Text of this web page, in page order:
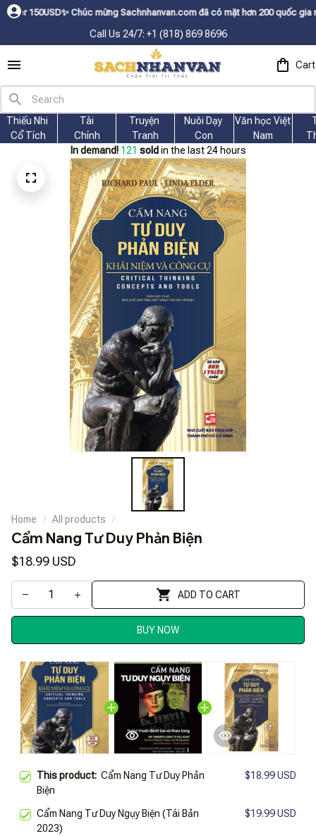
✨Chúc mừng Sachnhanvan.com đã có mặt hơn 200 quốc gia như Mỹ,
Call Us 24/7: +1 (818) 869 8696
Cart
Thiếu Nhi
Cổ Tích
Tài
Chính
Truyện
Tranh
Nuôi Dạy
Con
Văn học Việt
Nam
In demand! 121 sold in the last 24 hours
Home All products
Cẩm Nang Tư Duy Phản Biện
$18.99 USD
ADD TO CART
BUY NOW
This product: Cẩm Nang Tư Duy Phản
Biện
$18.99 USD
Cẩm Nang Tư Duy Ngụy Biện (Tái Bản
2023)
$19.99 USD